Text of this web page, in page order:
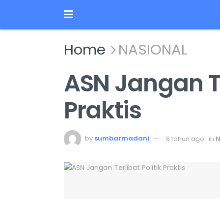
Home NASIONAL
ASN Jangan
Praktis
by sumbarmadani 8 tahun ago in